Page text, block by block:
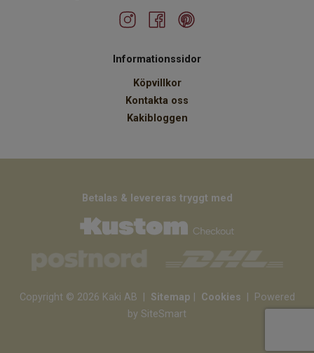
Informationssidor
Köpvillkor
Kontakta oss
Kakibloggen
Betalas & levereras tryggt med
Copyright © 2026 Kaki AB Sitemap Cookies | Powered
by SiteSmart